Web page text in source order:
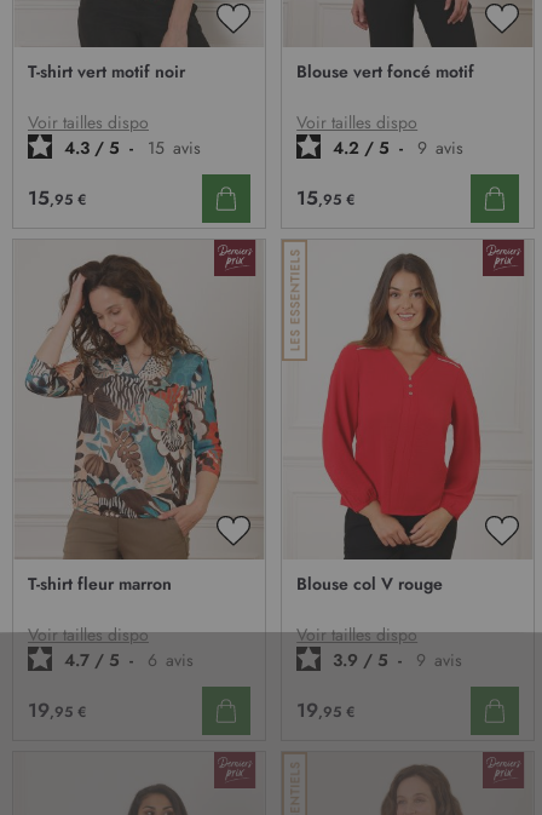
AJOUTER
D’ENVIE
T-shirt vert motif noir
Voir tailles dispo
4.3 / 5 - 15 avis
15,95 €
Blouse vert foncé motif
Voir tailles dispo
4.2 / 5 - 9 avis
15,95 €
AJOUTER
D’ENVIE
T-shirt fleur marron
Voir tailles dispo
4.7 / 5 - 6 avis
19,95 €
Blouse col V rouge
Voir tailles dispo
3.9 / 5 - 9 avis
19,95 €